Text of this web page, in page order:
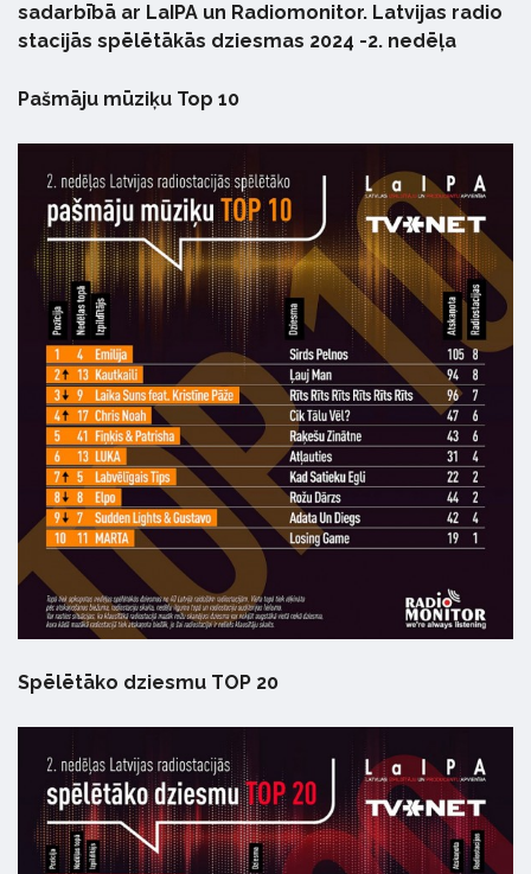
sadarbībā ar LaIPA un Radiomonitor. Latvijas radio
stacijās spēlētākās dziesmas 2024 -2. nedēļa
Pašmāju mūziķu Top 10
Spēlētāko dziesmu TOP 20